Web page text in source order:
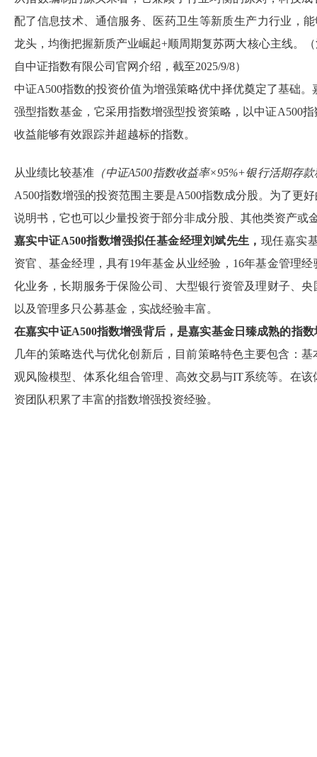
配了信息技术、通信服务、医药卫生等新质生产力行业，
龙头，均衡把握新质产业崛起+顺周期复苏两大核心主线。
自中证指数有限公司官网介绍，截至2025/9/8）
中证A500指数的投资价值为增强策略优中择优奠定了基础
强型指数基金，它采用指数增强型投资策略，以中证A500
收益能够有效跟踪并超越标的指数。
从业绩比较基准 （中证A500指数收益率×95%+银行活期存
A500指数增强的投资范围主要是A500指数成分股。为了更
说明书，它也可以少量投资于部分非成分股、其他类资产或
嘉实中证A500指数增强拟任基金经理刘斌先生， 现任嘉实
资官、基金经理，具有19年基金从业经验，16年基金管理
化业务，长期服务于保险公司、大型银行资管及理财子、
以及管理多只公募基金，实战经验丰富。
在嘉实中证A500指数增强背后，是嘉实基金日臻成熟的指
几年的策略迭代与优化创新后，目前策略特色主要包含：
观风险模型、体系化组合管理、高效交易与IT系统等。在
资团队积累了丰富的指数增强投资经验。